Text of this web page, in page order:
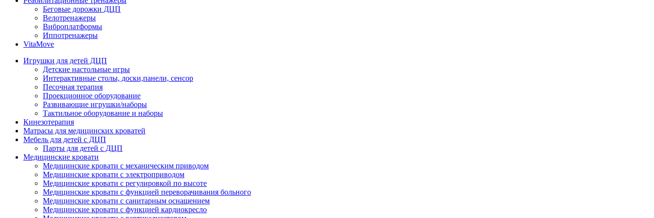
Беговые дорожки ДЦП
Велотренажеры
Виброплатформы
Иппотренажеры
VitaMove
Игрушки для детей ДЦП
Детские настольные игры
Интерактивные столы, доски,панели, сенсор
Песочная терапия
Проекционное оборудование
Развивающие игрушки/наборы
Тактильное оборудование и наборы
Кинезотерапия
Матрасы для медицинских кроватей
Мебель для детей с ДЦП
Парты для детей с ДЦП
Медицинские кровати
Медицинские кровати с механическим приводом
Медицинские кровати с электроприводом
Медицинские кровати с регулировкой по высоте
Медицинские кровати с функцией переворачивания больного
Медицинские кровати с санитарным оснащением
Медицинские кровати с функцией кардиокресло